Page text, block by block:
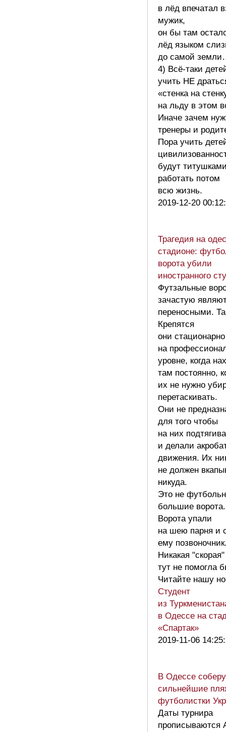
в лёд впечатал
мужик,
он бы там
лёд языком
до самой
4) Всё-таки
учить НЕ
«стенка на
на льду в этом
Иначе зачем
тренеры и
Пора учить
будут
работать потом
всю жизнь.
2019-12-20
Трагедия на
стадионе:
ворота убили
иностранного
Футзальные
зачастую
переносными.
Крепятся
они
на
уровне, когда
там постоянно,
их не нужно
перетаскивать.
Они не
для того чтобы
на них
и делали
движения. Их
не должен
никуда.
Это не
большие ворота.
Ворота упали
на шею парня и
ему
Никакая "скорая"
тут не помогла
Читайте нашу
Студент
из
в Одессе на
«Спартак»
2019-11-06
В Одессе
сильнейшие
футболистки
Даты турнира
прописываются